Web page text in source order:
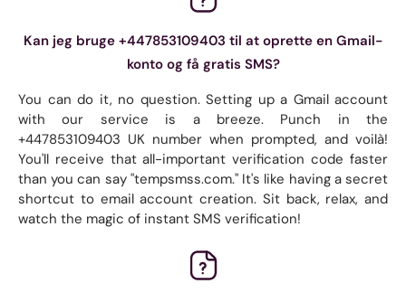
Kan jeg bruge +447853109403 til at oprette en Gmail-
konto og få gratis SMS?
You can do it, no question. Setting up a Gmail account
with our service is a breeze. Punch in the
+447853109403 UK number when prompted, and voilà!
You'll receive that all-important verification code faster
than you can say "tempsmss.com." It's like having a secret
shortcut to email account creation. Sit back, relax, and
watch the magic of instant SMS verification!